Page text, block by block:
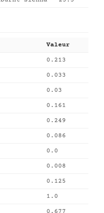
Valeur
0.213
0.033
0.03
0.161
0.249
0.086
0.0
0.008
0.125
1.0
0.677